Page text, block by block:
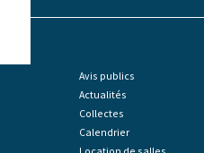
Avis publics
Actualités
Collectes
Calendrier